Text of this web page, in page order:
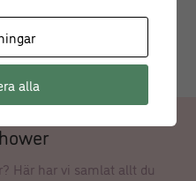
Här har vi samlat allt du
alla